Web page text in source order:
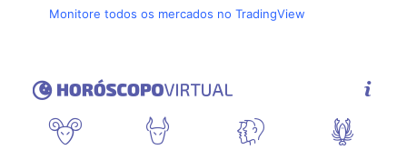
Monitore todos os mercados no TradingView